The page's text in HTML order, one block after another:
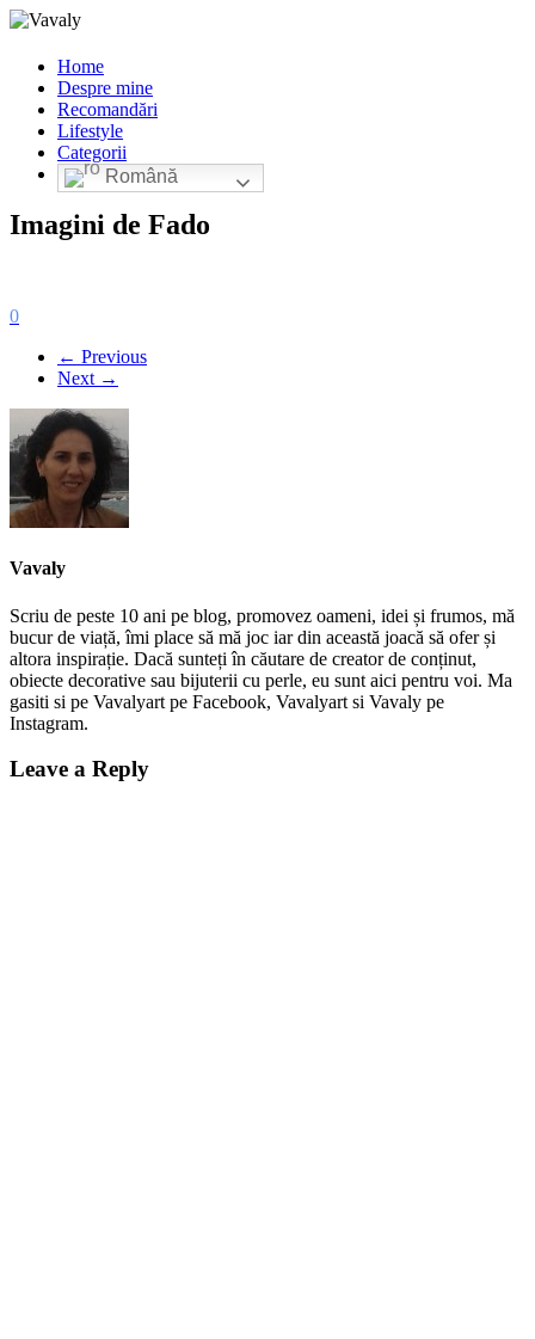
Home
Despre mine
Recomandări
Lifestyle
Categorii
Română
Imagini de Fado
0
← Previous
Next →
Vavaly
Scriu de peste 10 ani pe blog, promovez oameni, idei și frumos, mă
bucur de viață, îmi place să mă joc iar din această joacă să ofer și
altora inspirație. Dacă sunteți în căutare de creator de conținut,
obiecte decorative sau bijuterii cu perle, eu sunt aici pentru voi. Ma
gasiti si pe Vavalyart pe Facebook, Vavalyart si Vavaly pe
Instagram.
Leave a Reply